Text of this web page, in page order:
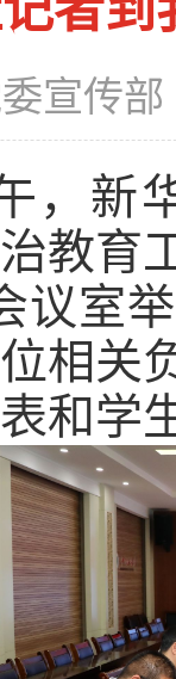
委宣传
，新
教育
议室
相关
和学